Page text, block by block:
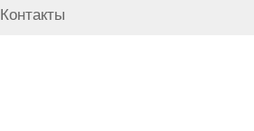
Контакты